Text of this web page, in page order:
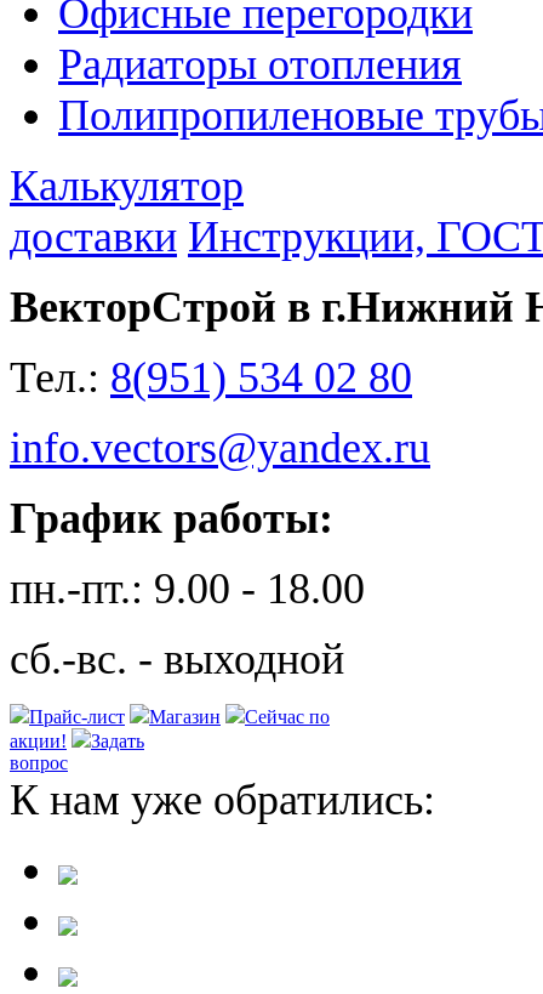
Офисные перегородки
Радиаторы отопления
Полипропиленовые
Калькулятор
доставки Инструкции,
ВекторСтрой в г.Нижний
Тел.: 8(951) 534 02 80
info.vectors@yandex.ru
График работы:
пн.-пт.: 9.00 - 18.00
сб.-вс. - выходной
Прайс-лист Магазин
Сейчас по
акции!
Задать
вопрос
К нам уже обратились: